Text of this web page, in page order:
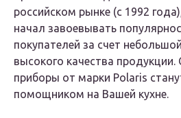
российском рынке (с 1992
начал завоевывать
покупателей за счет
высокого качества
приборы от марки Polaris
помощником на Вашей кухне.